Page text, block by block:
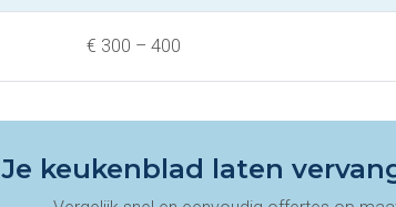
€ 300 – 400
Je keukenblad laten